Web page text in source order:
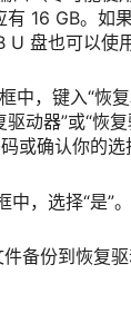
有 16 GB。如
盘也可以使用
中，键入“恢
动器”或“恢
或确认你的选
，选择“是”。
备份到恢复